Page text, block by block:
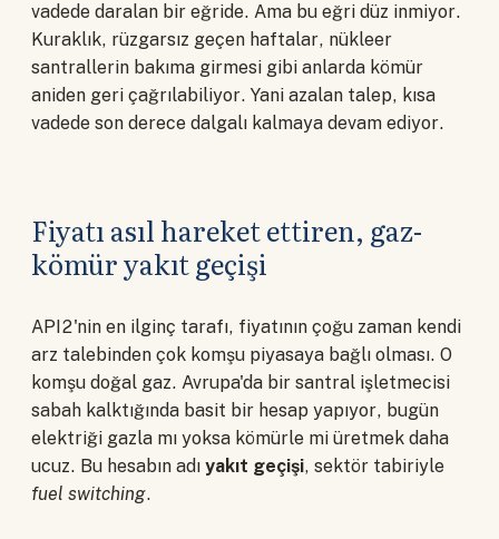
vadede daralan bir eğride. Ama bu eğri düz inmiyor.
Kuraklık, rüzgarsız geçen haftalar, nükleer
santrallerin bakıma girmesi gibi anlarda kömür
aniden geri çağrılabiliyor. Yani azalan talep, kısa
vadede son derece dalgalı kalmaya devam ediyor.
Fiyatı asıl hareket ettiren, gaz-
kömür yakıt geçişi
API2'nin en ilginç tarafı, fiyatının çoğu zaman kendi
arz talebinden çok komşu piyasaya bağlı olması. O
komşu doğal gaz. Avrupa'da bir santral işletmecisi
sabah kalktığında basit bir hesap yapıyor, bugün
elektriği gazla mı yoksa kömürle mi üretmek daha
ucuz. Bu hesabın adı yakıt geçişi, sektör tabiriyle
fuel switching.